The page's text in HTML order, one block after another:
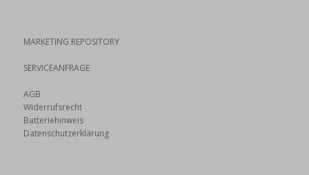
MARKETING REPOSITORY
SERVICEANFRAGE
AGB
Widerrufsrecht
Batteriehinweis
Datenschutzerklärung